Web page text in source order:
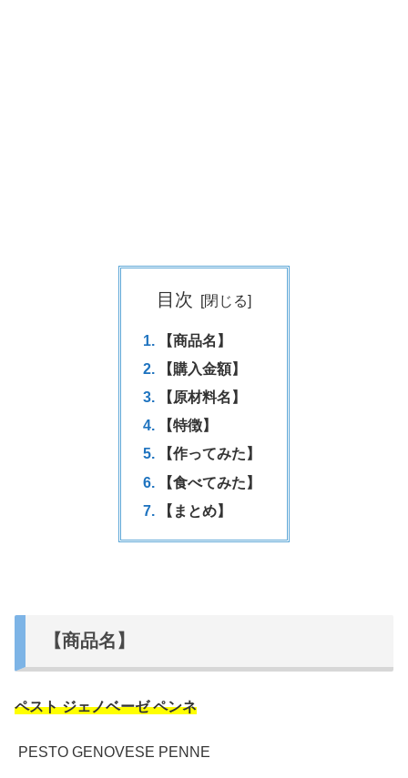
目次
【商品名】
【購入金額】
【原材料名】
【特徴】
【作ってみた】
【食べてみた】
【まとめ】
【商品名】
ペスト ジェノベーゼ ペンネ
PESTO GENOVESE PENNE